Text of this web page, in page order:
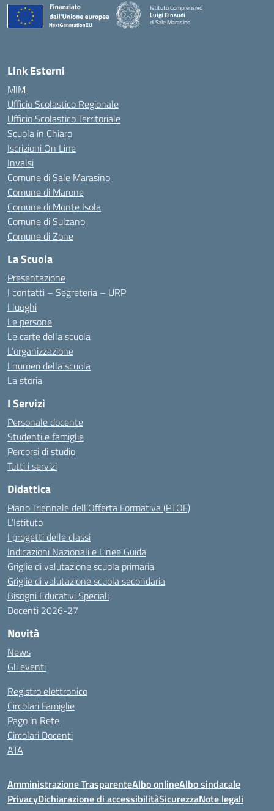
Istituto Comprensivo
Luigi Einaudi
di Sale Marasino
Link Esterni
MIM
Ufficio Scolastico Regionale
Ufficio Scolastico Territoriale
Scuola in Chiaro
Iscrizioni On Line
Invalsi
Comune di Sale Marasino
Comune di Marone
Comune di Monte Isola
Comune di Sulzano
Comune di Zone
La Scuola
Presentazione
I contatti – Segreteria – URP
I luoghi
Le persone
Le carte della scuola
L’organizzazione
I numeri della scuola
La storia
I Servizi
Personale docente
Studenti e famiglie
Percorsi di studio
Tutti i servizi
Didattica
Piano Triennale dell’Offerta Formativa (PTOF)
L’Istituto
I progetti delle classi
Indicazioni Nazionali e Linee Guida
Griglie di valutazione scuola primaria
Griglie di valutazione scuola secondaria
Bisogni Educativi Speciali
Docenti 2026-27
Novità
News
Gli eventi
Registro elettronico
Circolari Famiglie
Pago in Rete
Circolari Docenti
ATA
Amministrazione TrasparenteAlbo onlineAlbo sindacale
PrivacyDichiarazione di accessibilitàSicurezzaNote legali